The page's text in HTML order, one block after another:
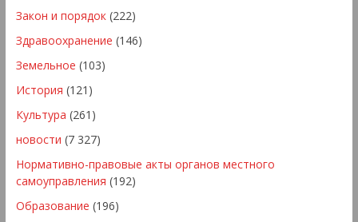
Закон и порядок(222)
Здравоохранение (146)
Земельное (103)
История (121)
Культура (261)
новости (7 327)
Нормативно-правовые акты органов местного
самоуправления (192)
Образование (196)